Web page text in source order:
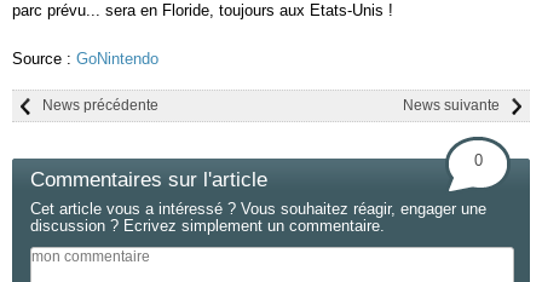
parc prévu... sera en Floride, toujours aux Etats-Unis !
Source : GoNintendo
News suivante
News précédente
Commentaires sur l'article
0
Cet article vous a intéressé ? Vous souhaitez réagir, engager une
discussion ? Ecrivez simplement un commentaire.